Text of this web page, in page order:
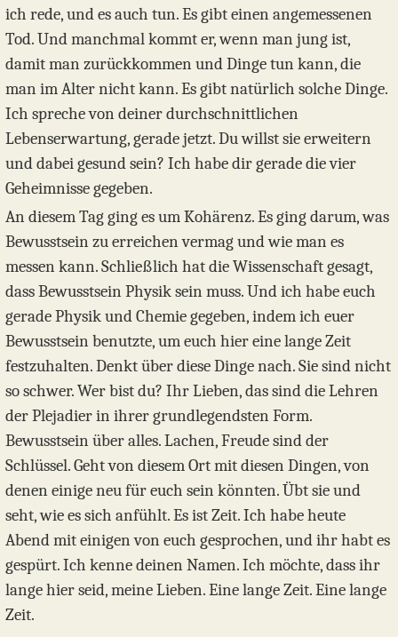
ich rede, und es auch tun. Es gibt einen angemessenen
Tod. Und manchmal kommt er, wenn man jung ist,
damit man zurückkommen und Dinge tun kann, die
man im Alter nicht kann. Es gibt natürlich solche Dinge.
Ich spreche von deiner durchschnittlichen
Lebenserwartung, gerade jetzt. Du willst sie erweitern
und dabei gesund sein? Ich habe dir gerade die vier
Geheimnisse gegeben.
An diesem Tag ging es um Kohärenz. Es ging darum, was
Bewusstsein zu erreichen vermag und wie man es
messen kann. Schließlich hat die Wissenschaft gesagt,
dass Bewusstsein Physik sein muss. Und ich habe euch
gerade Physik und Chemie gegeben, indem ich euer
Bewusstsein benutzte, um euch hier eine lange Zeit
festzuhalten. Denkt über diese Dinge nach. Sie sind nicht
so schwer. Wer bist du? Ihr Lieben, das sind die Lehren
der Plejadier in ihrer grundlegendsten Form.
Bewusstsein über alles. Lachen, Freude sind der
Schlüssel. Geht von diesem Ort mit diesen Dingen, von
denen einige neu für euch sein könnten. Übt sie und
seht, wie es sich anfühlt. Es ist Zeit. Ich habe heute
Abend mit einigen von euch gesprochen, und ihr habt es
gespürt. Ich kenne deinen Namen. Ich möchte, dass ihr
lange hier seid, meine Lieben. Eine lange Zeit. Eine lange
Zeit.